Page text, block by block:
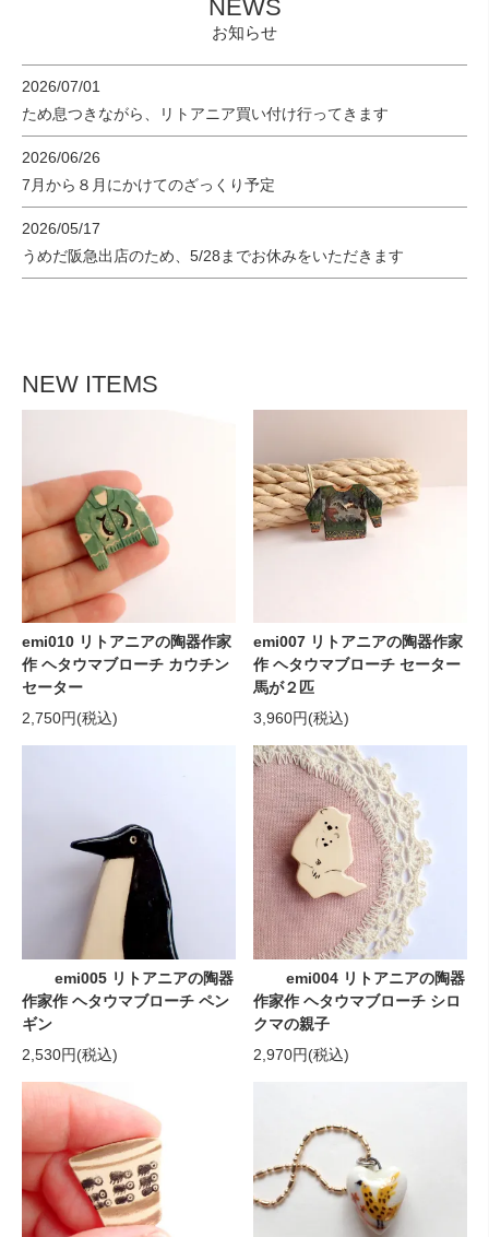
NEWS
お知らせ
2026/07/01
ため息つきながら、リトアニア買い付け行ってきます
2026/06/26
7月から８月にかけてのざっくり予定
2026/05/17
うめだ阪急出店のため、5/28までお休みをいただきます
NEW ITEMS
emi010 リトアニアの陶器作家
作 ヘタウマブローチ カウチン
セーター
2,750円(税込)
emi007 リトアニアの陶器作家
作 ヘタウマブローチ セーター
馬が２匹
3,960円(税込)
emi005 リトアニアの陶器
作家作 ヘタウマブローチ ペン
ギン
2,530円(税込)
emi004 リトアニアの陶器
作家作 ヘタウマブローチ シロ
クマの親子
2,970円(税込)